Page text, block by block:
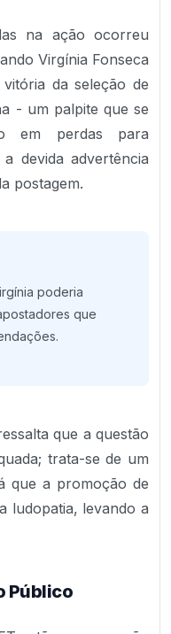
na ação ocorreu
Virgínia Fonseca
da seleção de
- um palpite que se
em perdas para
devida advertência
postagem.
poderia
que
que a questão
trata-se de um
que a promoção de
ludopatia, levando a
Público